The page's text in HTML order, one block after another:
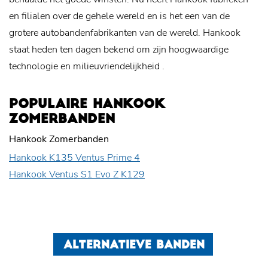
en filialen over de gehele wereld en is het een van de
grotere autobandenfabrikanten van de wereld. Hankook
staat heden ten dagen bekend om zijn hoogwaardige
technologie en milieuvriendelijkheid .
POPULAIRE HANKOOK
ZOMERBANDEN
Hankook Zomerbanden
Hankook K135 Ventus Prime 4
Hankook Ventus S1 Evo Z K129
ALTERNATIEVE BANDEN